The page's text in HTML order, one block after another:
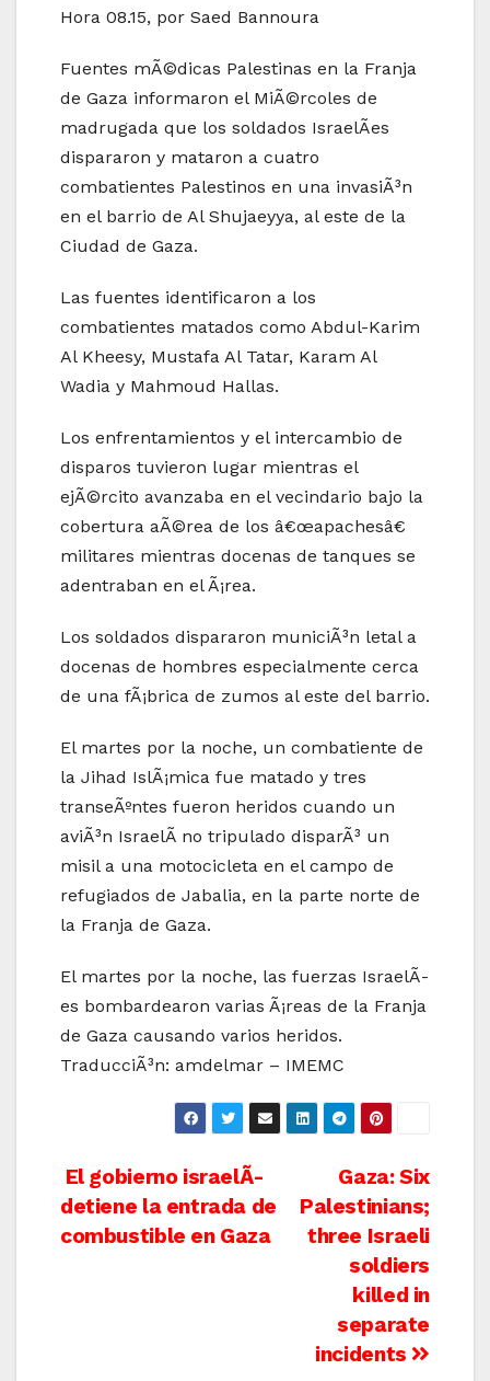
Hora 08.15, por Saed Bannoura
Fuentes mÃ©dicas Palestinas en la Franja
de Gaza informaron el MiÃ©rcoles de
madrugada que los soldados IsraelÃ­es
dispararon y mataron a cuatro
combatientes Palestinos en una invasiÃ³n
en el barrio de Al Shujaeyya, al este de la
Ciudad de Gaza.
Las fuentes identificaron a los
combatientes matados como Abdul-Karim
Al Kheesy, Mustafa Al Tatar, Karam Al
Wadia y Mahmoud Hallas.
Los enfrentamientos y el intercambio de
disparos tuvieron lugar mientras el
ejÃ©rcito avanzaba en el vecindario bajo la
cobertura aÃ©rea de los â€œapachesâ€
militares mientras docenas de tanques se
adentraban en el Ã¡rea.
Los soldados dispararon municiÃ³n letal a
docenas de hombres especialmente cerca
de una fÃ¡brica de zumos al este del barrio.
El martes por la noche, un combatiente de
la Jihad IslÃ¡mica fue matado y tres
transeÃºntes fueron heridos cuando un
aviÃ³n IsraelÃ­ no tripulado disparÃ³ un
misil a una motocicleta en el campo de
refugiados de Jabalia, en la parte norte de
la Franja de Gaza.
El martes por la noche, las fuerzas IsraelÃ­
es bombardearon varias Ã¡reas de la Franja
de Gaza causando varios heridos.
TraducciÃ³n: amdelmar – IMEMC
Post
navigation
Gaza: Six
Palestinians;
three Israeli
soldiers
killed in
separate
incidents
El gobierno israelÃ­
detiene la entrada de
combustible en Gaza